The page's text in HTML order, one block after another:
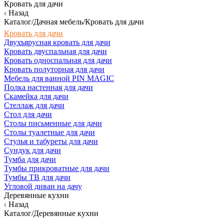
Кровать для дачи
Назад
Каталог/Дачная мебель/Кровать для дачи
Кровать для дачи
Двухъярусная кровать для дачи
Кровать двуспальная для дачи
Кровать односпальная для дачи
Кровать полуторная для дачи
Мебель для ванной PIN MAGIC
Полка настенная для дачи
Скамейка для дачи
Стеллаж для дачи
Стол для дачи
Столы письменные для дачи
Столы туалетные для дачи
Стулья и табуреты для дачи
Сундук для дачи
Тумба для дачи
Тумбы прикроватные для дачи
Тумбы ТВ для дачи
Угловой диван на дачу
Деревянные кухни
Назад
Каталог/Деревянные кухни